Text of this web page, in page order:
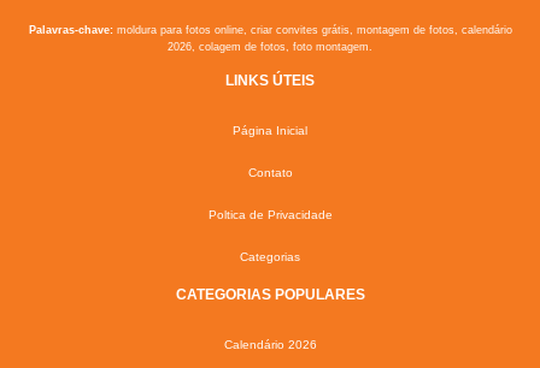
Palavras-chave:moldura para fotos online, criar convites grátis, montagem de fotos, calendário
2026, colagem de fotos, foto montagem.
LINKS ÚTEIS
Página Inicial
Contato
Poltica de Privacidade
Categorias
CATEGORIAS POPULARES
Calendário 2026